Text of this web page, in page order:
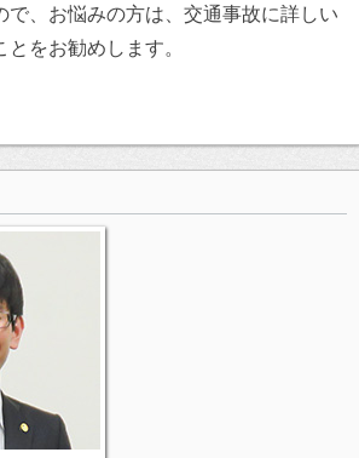
で、お悩みの方は、交通事故に詳しい
をお勧めします。